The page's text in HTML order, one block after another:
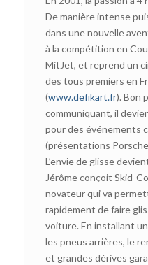
De manière intense
dans une nouvelle
à la compétition en
MitJet, et reprend un
des tous premiers en
(www.defikart.fr). Bon
communiquant, il
pour des événements
(présentations
L’envie de glisse
Jérôme conçoit Skid-
novateur qui va
rapidement de faire
voiture. En installant
les pneus arrières, le
et grandes dérives